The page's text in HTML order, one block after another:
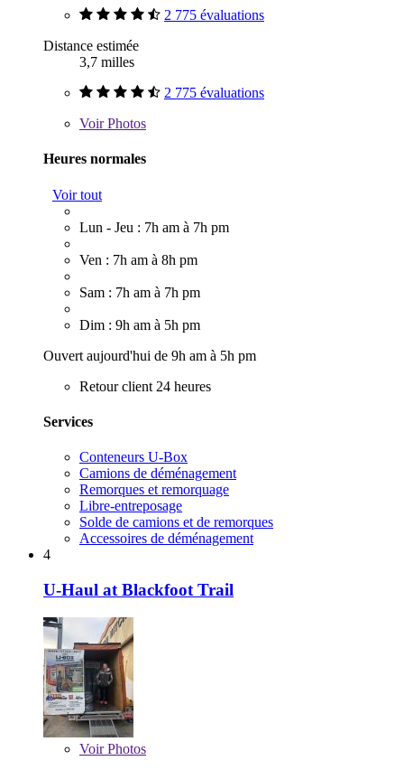
2 775 évaluations
Distance estimée
3,7 milles
2 775 évaluations
VoirPhotos
Heures normales
Voir tout
Lun - Jeu : 7h am à 7h pm
Ven : 7h am à 8h pm
Sam : 7h am à 7h pm
Dim : 9h am à 5h pm
Ouvert aujourd'hui de 9h am à 5h pm
Retour client 24 heures
Services
Conteneurs U-Box
Camions de déménagement
Remorques et remorquage
Libre-entreposage
Solde de camions et de remorques
Accessoires de déménagement
4
U-Haul at Blackfoot Trail
VoirPhotos